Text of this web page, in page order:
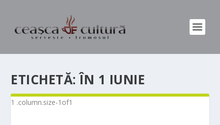
ETICHETĂ:ÎN 1 IUNIE